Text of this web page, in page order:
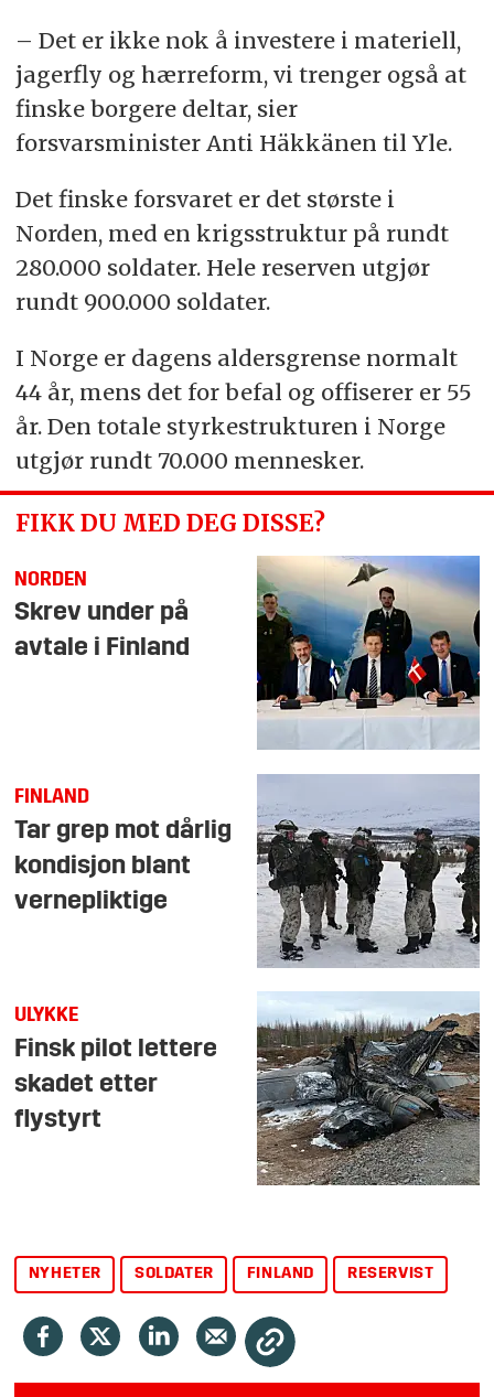
– Det er ikke nok å investere i materiell,
jagerfly og hærreform, vi trenger også at
finske borgere deltar, sier
forsvarsminister Anti Häkkänen til Yle.
Det finske forsvaret er det største i
Norden, med en krigsstruktur på rundt
280.000 soldater. Hele reserven utgjør
rundt 900.000 soldater.
I Norge er dagens aldersgrense normalt
44 år, mens det for befal og offiserer er 55
år. Den totale styrkestrukturen i Norge
utgjør rundt 70.000 mennesker.
FIKK DU MED DEG DISSE?
NORDEN
Skrev under på
avtale i Finland
FINLAND
Tar grep mot dårlig
kondisjon blant
vernepliktige
ULYKKE
Finsk pilot lettere
skadet etter
flystyrt
NYHETER SOLDATER FINLAND RESERVIST